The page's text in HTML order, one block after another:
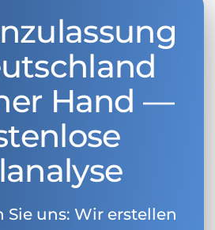
Hand —
Sie uns: Wir erstellen